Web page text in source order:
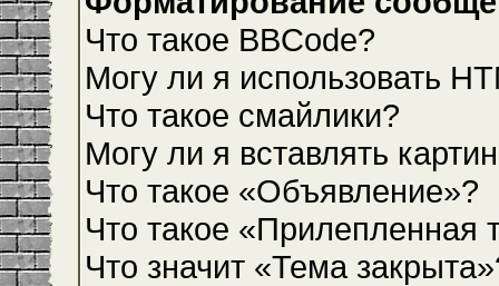
Что такое BBCode?
Могу ли я использовать
Что такое смайлики?
Могу ли я вставлять
Что такое «Объявление»?
Что такое «Прилепленная
Что значит «Тема